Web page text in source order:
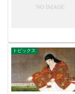
トピックス